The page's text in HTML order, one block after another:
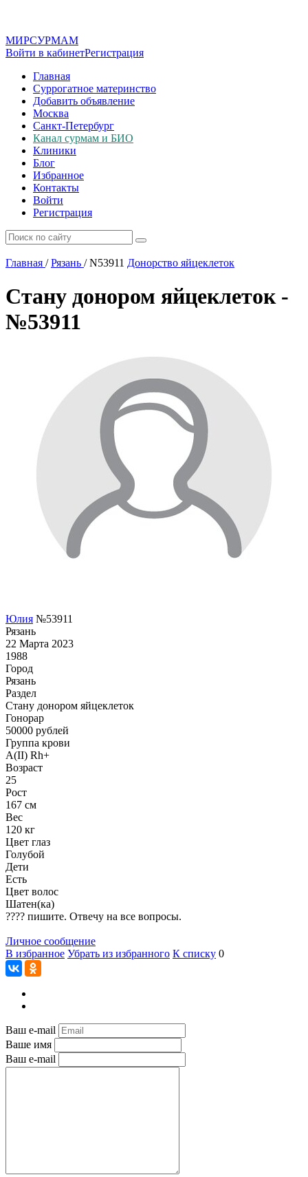
МИРСУРМАМ
Войти в кабинетРегистрация
Главная
Суррогатное материнство
Добавить объявление
Москва
Санкт-Петербург
Канал сурмам и БИО
Клиники
Блог
Избранное
Контакты
Войти
Регистрация
Главная / Рязань /N53911 Донорство яйцеклеток
Стану донором яйцеклеток -
№53911
Юлия №53911
Рязань
22 Марта 2023
1988
Город
Рязань
Раздел
Стану донором яйцеклеток
Гонoрар
50000 рублей
Группа крови
A(II) Rh+
Возраст
25
Рост
167 см
Вес
120 кг
Цвет глаз
Голубой
Дети
Есть
Цвет волос
Шатен(ка)
???? пишите. Отвечу на все вопросы.
Личное сообщение
В избранное Убрать из избранного К списку 0
Ваш e-mail
Ваше имя
Ваш e-mail